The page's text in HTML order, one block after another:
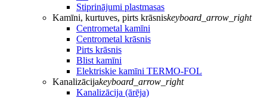
Stiprinājumi plastmasas
Kamīni, kurtuves, pirts krāsniskeyboard_arrow_right
Centrometal kamīni
Centrometal krāsnis
Pirts krāsnis
Blist kamīni
Elektriskie kamīni TERMO-FOL
Kanalizācijakeyboard_arrow_right
Kanalizācija (ārēja)